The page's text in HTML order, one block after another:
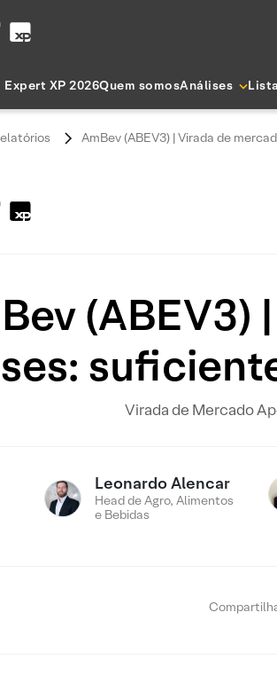
Expert XP 2026Quem somosAnálises
AmBev (ABEV3) | Virada de
(ABEV3)
Virada de Mercado
Leonardo Alencar
Head de Agro, Alimentos
e Bebidas